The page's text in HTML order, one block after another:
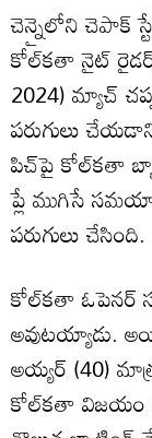
చెన్నైలోని చెపాక్
కోల్‌కతా నైట్
2024) మ్యాచ్
పరుగులు
పిచ్‌పై కోల్‌కతా
ప్లే ముగిసే
పరుగులు చేసింది.
కోల్‌కతా ఓపెనర్
అవుటయ్యాడు.
అయ్యర్ (40)
కోల్‌కతా విజయం